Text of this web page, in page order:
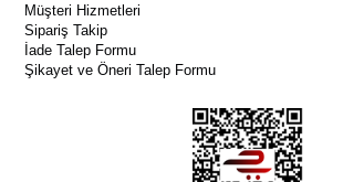
Müşteri Hizmetleri
Sipariş Takip
İade Talep Formu
Şikayet ve Öneri Talep Formu